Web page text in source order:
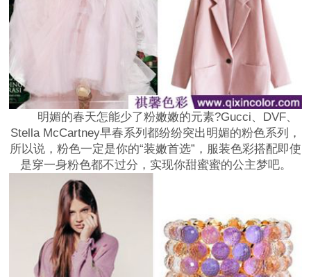
明媚的春天怎能少了粉嫩嫩的元素?Gucci、DVF、
Stella McCartney早春系列都纷纷突出明媚的粉色系列，
所以说，粉色一定是你的“装嫩首选”，服装色彩搭配即使
是穿一身粉色都不过分，实现你甜蜜蜜的公主梦吧。